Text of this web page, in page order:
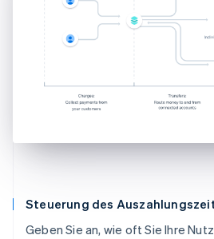
Steuerung des
Geben Sie an, wie oft Sie Ihre